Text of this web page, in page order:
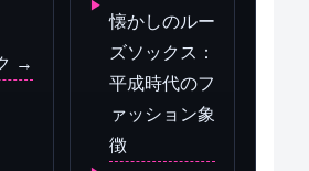
→
懐かしのルー
ズソックス：
平成時代のフ
ァッション象
徴